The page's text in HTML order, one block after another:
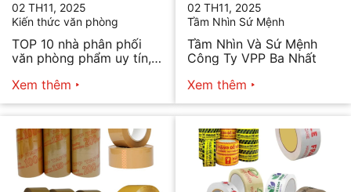
02 TH11, 2025
Kiến thức văn phòng
TOP 10 nhà phân phối
văn phòng phẩm uy tín,
Xem thêm
02 TH11, 2025
Tầm Nhìn Sứ Mệnh
Tầm Nhìn Và Sứ Mệnh
Công Ty VPP Ba Nhất
Xem thêm